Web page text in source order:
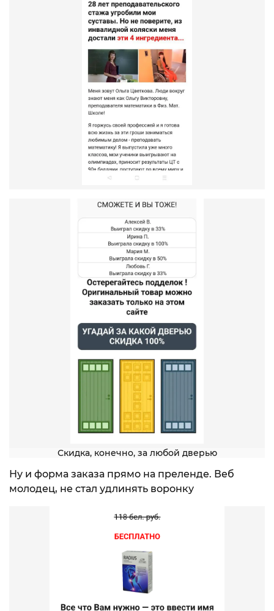
Скидка, конечно, за любой дверью
Ну и форма заказа прямо на преленде. Веб
молодец, не стал удлинять воронку